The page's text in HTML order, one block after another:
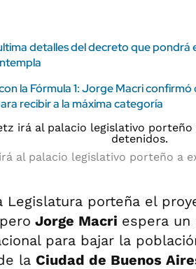
detalles del decreto que pondrá
la Fórmula 1: Jorge Macri confirmó
recibir a la máxima categoría
al palacio legislativo porteño a
Legislatura porteña el
Jorge Macri espera un
para bajar la
la Ciudad de Buenos